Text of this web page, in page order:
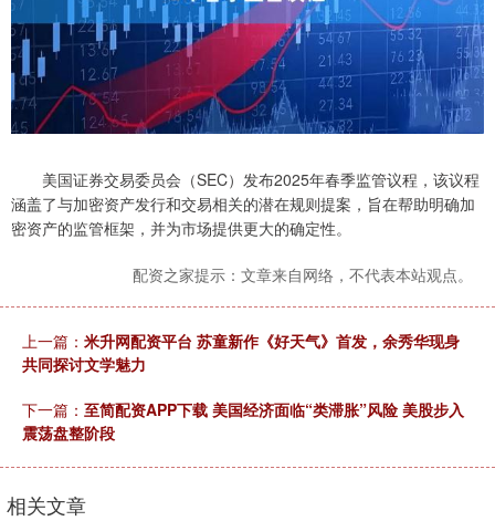
美国证券交易委员会（SEC）发布2025年春季监管议程，该议程
涵盖了与加密资产发行和交易相关的潜在规则提案，旨在帮助明确加
密资产的监管框架，并为市场提供更大的确定性。
配资之家提示：文章来自网络，不代表本站观点。
上一篇： 米升网配资平台 苏童新作《好天气》首发，余秀华现身
共同探讨文学魅力
下一篇： 至简配资APP下载 美国经济面临“类滞胀”风险 美股步入
震荡盘整阶段
相关文章